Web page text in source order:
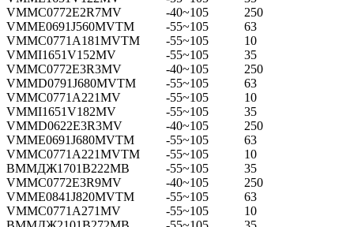
VMMC0772E2R7MV
-40~105
250
VMME0691J560MVTM
-55~105
63
VMMC0771A181MVTM
-55~105
10
VMMI1651V152MV
-55~105
35
VMMC0772E3R3MV
-40~105
250
VMMD0791J680MVTM
-55~105
63
VMMC0771A221MV
-55~105
10
VMMI1651V182MV
-55~105
35
VMMD0622E3R3MV
-40~105
250
VMME0691J680MVTM
-55~105
63
VMMC0771A221MVTM
-55~105
10
ВММДЖ1701В222МВ
-55~105
35
VMMC0772E3R9MV
-40~105
250
VMME0841J820MVTM
-55~105
63
VMMC0771A271MV
-55~105
10